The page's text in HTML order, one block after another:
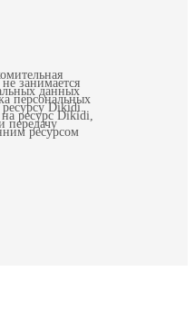
занимается
данных
персональных
Dikidi.
на ресурс Dikidi,
передачу
ресурсом